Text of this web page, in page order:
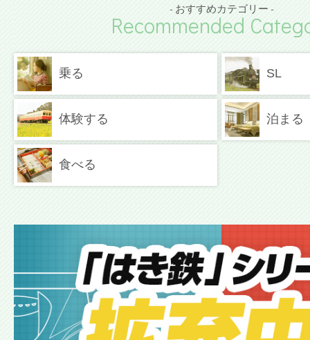
- おすすめカテゴリー -
Recommended
乗る SL
体験する 泊まる
食べる